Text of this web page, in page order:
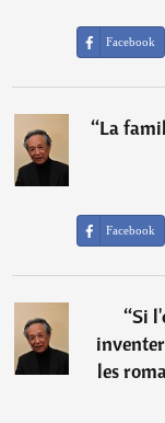
Facebook
“La
Facebook
“Si
les